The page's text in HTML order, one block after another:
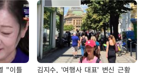
"이틀
김지수, '여행사 대표' 변신 근황